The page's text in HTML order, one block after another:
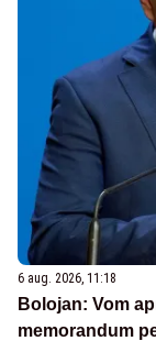
6 aug. 2026, 11:18
Bolojan: Vom
memorandum